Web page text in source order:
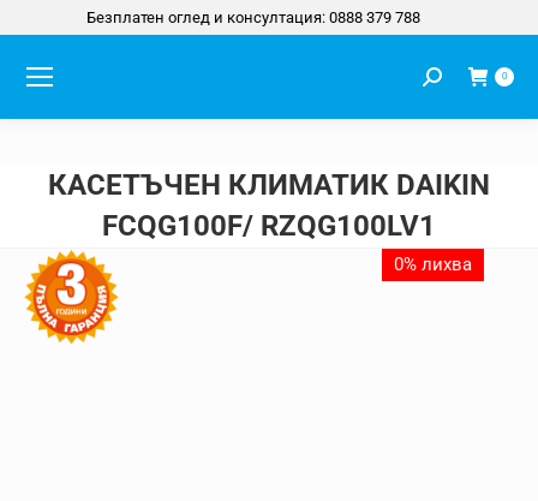
Безплатен оглед и консултация: 0888 379 788
Search: 0
КАСЕТЪЧЕН КЛИМАТИК DAIKIN
FCQG100F/ RZQG100LV1
0% лихва